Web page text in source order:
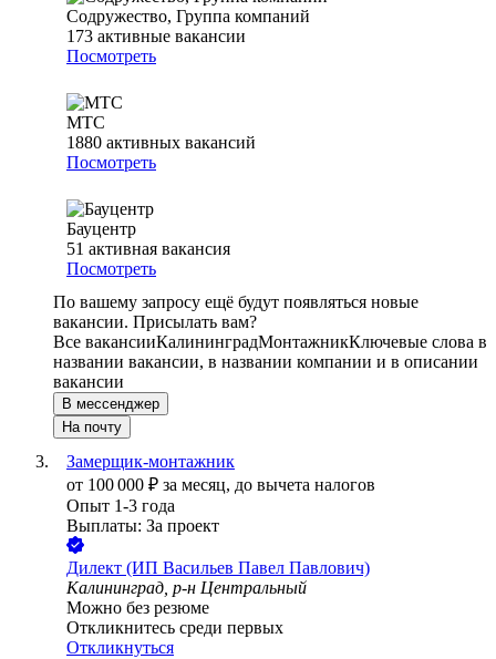
Содружество, Группа компаний
173 активные вакансии
Посмотреть
МТС
1880 активных вакансий
Посмотреть
Бауцентр
51 активная вакансия
Посмотреть
По вашему запросу ещё будут появляться новые
вакансии. Присылать вам?
Все вакансииКалининградМонтажникКлючевые слова в
названии вакансии, в названии компании и в описании
вакансии
В мессенджер
На почту
Замерщик-монтажник
от 100 000 ₽ за месяц, до вычета налогов
Опыт 1-3 года
Выплаты: За проект
Дилект (ИП Васильев Павел Павлович)
Калининград, р-н Центральный
Можно без резюме
Откликнитесь среди первых
Откликнуться